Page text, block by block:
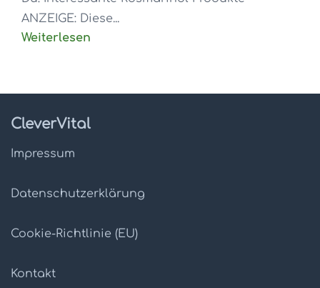
ANZEIGE: Diese...
Weiterlesen
CleverVital
Impressum
Datenschutz­erklärung
Cookie-Richtlinie (EU)
Kontakt